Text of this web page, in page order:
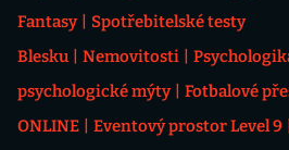
Fantasy
Spotřebitelské testy
Blesku
Nemovitosti
psychologické mýty
Fotbalové
ONLINE
Eventový prostor Level 9